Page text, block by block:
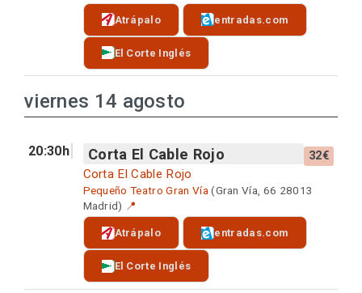
Atrápalo entradas.com
El Corte Inglés
viernes 14 agosto
20:30h Corta El Cable Rojo 32€
Corta El Cable Rojo
Pequeño Teatro Gran Vía (Gran Vía, 66 28013
Madrid) 📍
Atrápalo entradas.com
El Corte Inglés